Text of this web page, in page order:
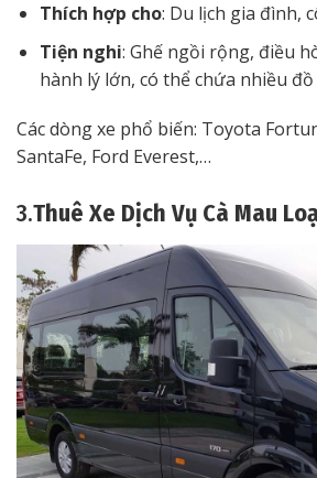
Thích hợp cho: Du lịch gia đình,
Tiện nghi: Ghế ngồi rộng, điều
hành lý lớn, có thể chứa nhiều đồ
Các dòng xe phổ biến: Toyota
SantaFe, Ford Everest,…
3.Thuê Xe Dịch Vụ Cà Mau